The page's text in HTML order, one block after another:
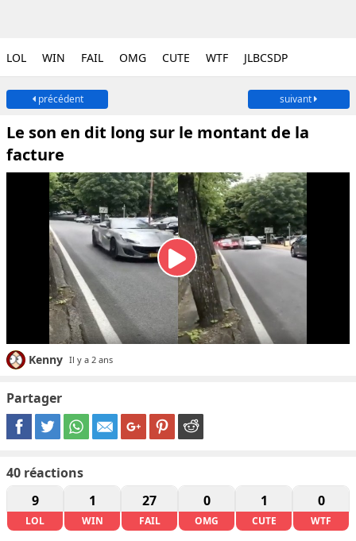
LOL WIN FAIL OMG CUTE WTF JLBCSDP
précédent suivant
Le son en dit long sur le montant de la
facture
Kenny Il y a 2 ans
Partager
40 réactions
9
LOL
1
WIN
27
FAIL
0
OMG
1
CUTE
0
WTF